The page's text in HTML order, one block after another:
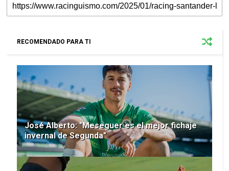
RECOMENDADO PARA TI
José Alberto: "Meseguer es el mejor fichaje
invernal de Segunda"